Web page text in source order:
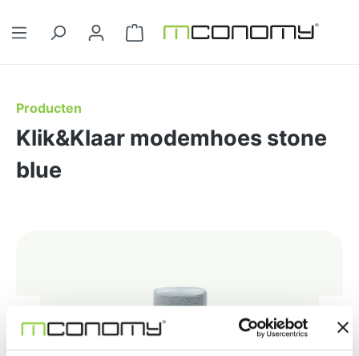
Winkelwagentje bevat 0 artikelen.
Producten
Klik&Klaar modemhoes stone
blue